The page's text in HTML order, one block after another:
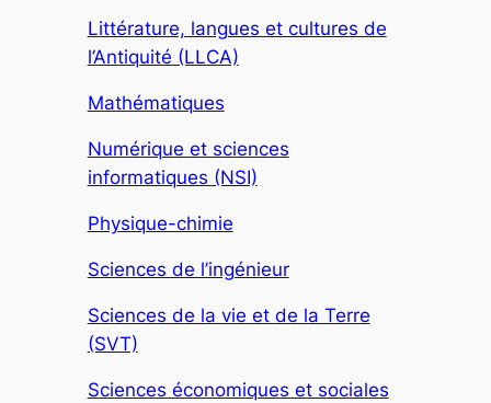
Littérature, langues et cultures de
l’Antiquité (LLCA)
Mathématiques
Numérique et sciences
informatiques (NSI)
Physique-chimie
Sciences de l’ingénieur
Sciences de la vie et de la Terre
(SVT)
Sciences économiques et sociales